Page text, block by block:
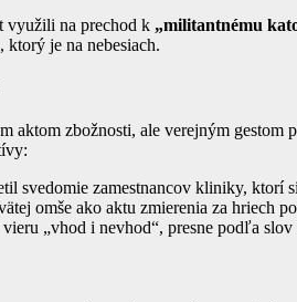
využili na prechod k „militantnému
je na nebesiach.
aktom zbožnosti, ale verejným
svedomie zamestnancov kliniky, ktorí
omše ako aktu zmierenia za hriech
„vhod i nevhod“, presne podľa slov